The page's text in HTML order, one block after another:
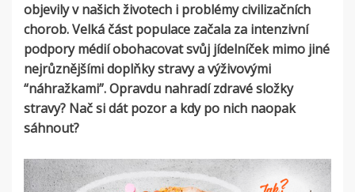
objevily v našich životech i problémy civilizačních
chorob. Velká část populace začala za intenzivní
podpory médií obohacovat svůj jídelníček mimo jiné
nejrůznějšími doplňky stravy a výživovými
“náhražkami”. Opravdu nahradí zdravé složky
stravy? Nač si dát pozor a kdy po nich naopak
sáhnout?